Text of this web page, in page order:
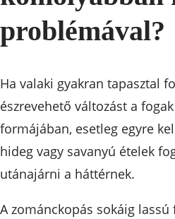
problémával?
Ha valaki gyakran tapasztal
észrevehető változást a
formájában, esetleg egyre
hideg vagy savanyú ételek
utánajárni a háttérnek.
A zománckopás sokáig